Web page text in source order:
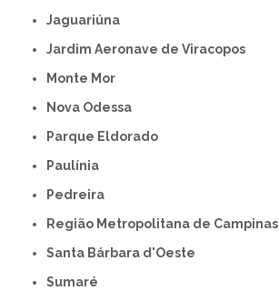
Jaguariúna
Jardim Aeronave de Viracopos
Monte Mor
Nova Odessa
Parque Eldorado
Paulínia
Pedreira
Região Metropolitana de Campinas
Santa Bárbara d'Oeste
Sumaré